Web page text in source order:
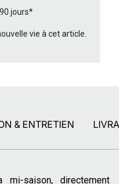
jours*
vie à cet article.
& ENTRETIEN
saison, directement